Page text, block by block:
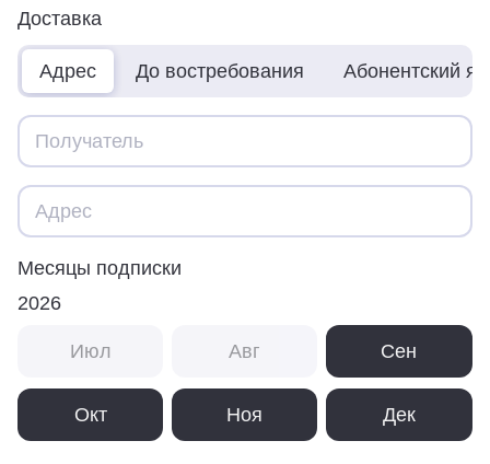
Доставка
Адрес До востребования Абонентский
Месяцы подписки
2026
Июл Авг Сен
Окт Ноя Дек